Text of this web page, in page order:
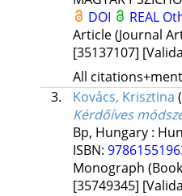
DOI
REAL
Article (Journal
[35137107]
All
3.
Kovács, Krisztina
Kérdőíves
Bp, Hungary :
ISBN:
Monograph
[35749345]